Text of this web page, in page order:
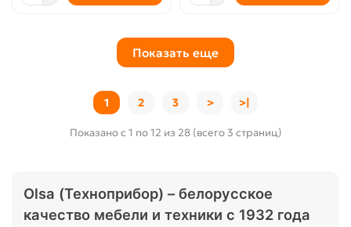
Показать еще
1 2 3 > >|
Показано с 1 по 12 из 28 (всего 3 страниц)
Olsa (Техноприбор) – белорусское
качество мебели и техники с 1932 года